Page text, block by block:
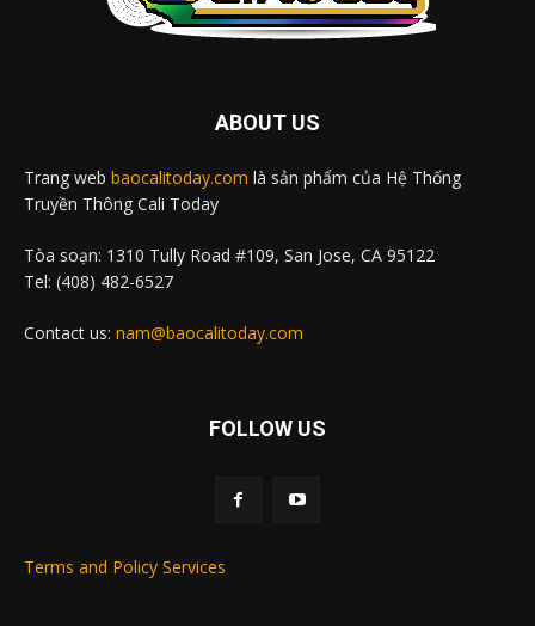
ABOUT US
Trang web baocalitoday.com là sản phẩm của Hệ Thống
Truyền Thông Cali Today
Tòa soạn: 1310 Tully Road #109, San Jose, CA 95122
Tel: (408) 482-6527
Contact us: nam@baocalitoday.com
FOLLOW US
Terms and Policy Services